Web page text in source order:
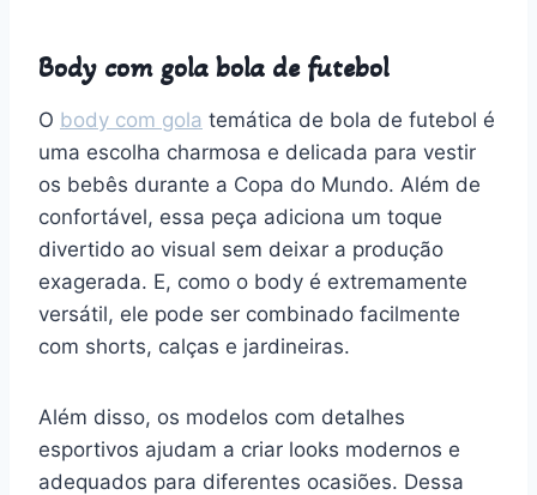
Body com gola bola de futebol
O body com gola temática de bola de futebol é
uma escolha charmosa e delicada para vestir
os bebês durante a Copa do Mundo. Além de
confortável, essa peça adiciona um toque
divertido ao visual sem deixar a produção
exagerada. E, como o body é extremamente
versátil, ele pode ser combinado facilmente
com shorts, calças e jardineiras.
Além disso, os modelos com detalhes
esportivos ajudam a criar looks modernos e
adequados para diferentes ocasiões. Dessa